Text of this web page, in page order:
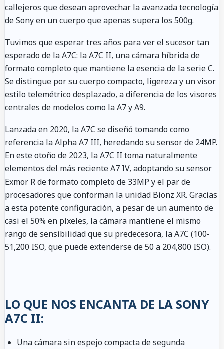
callejeros que desean aprovechar la avanzada tecnología
de Sony en un cuerpo que apenas supera los 500g.
Tuvimos que esperar tres años para ver el sucesor tan
esperado de la A7C: la A7C II, una cámara híbrida de
formato completo que mantiene la esencia de la serie C.
Se distingue por su cuerpo compacto, ligereza y un visor
estilo telemétrico desplazado, a diferencia de los visores
centrales de modelos como la A7 y A9.
Lanzada en 2020, la A7C se diseñó tomando como
referencia la Alpha A7 III, heredando su sensor de 24MP.
En este otoño de 2023, la A7C II toma naturalmente
elementos del más reciente A7 IV, adoptando su sensor
Exmor R de formato completo de 33MP y el par de
procesadores que conforman la unidad Bionz XR. Gracias
a esta potente configuración, a pesar de un aumento de
casi el 50% en píxeles, la cámara mantiene el mismo
rango de sensibilidad que su predecesora, la A7C (100-
51,200 ISO, que puede extenderse de 50 a 204,800 ISO).
LO QUE NOS ENCANTA DE LA SONY
A7C II:
Una cámara sin espejo compacta de segunda